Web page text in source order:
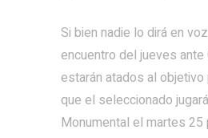
Si bien nadie lo dirá en
encuentro del jueves
estarán atados al
que el seleccionado
Monumental el martes